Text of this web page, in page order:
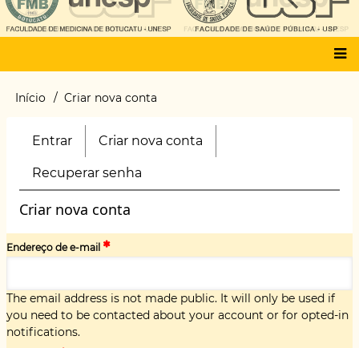
Main
Trilha
navegação
Início Criar nova conta
Primary
Entrar Criar nova conta
ativa)
Recuperar senha
Criar nova conta
Endereço de e-mail
The email address is not made public. It will only be used if
you need to be contacted about your account or for opted-in
notifications.